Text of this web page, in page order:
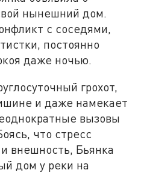
нынешний дом.
с соседями,
постоянно
даже ночью.
грохот,
и даже намекает
вызовы
что стресс
внешность, Бьянка
дом у реки на